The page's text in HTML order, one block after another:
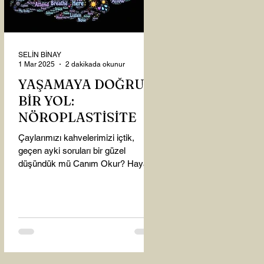
YAŞAMAYA DOĞRU
BİR YOL:
NÖROPLASTİSİTE
Çaylarımızı kahvelerimizi içtik,
geçen ayki soruları bir güzel
düşündük mü Canım Okur? Hayatta
SELİN BİNAY
1 Mar 2025
2 dakikada okunur